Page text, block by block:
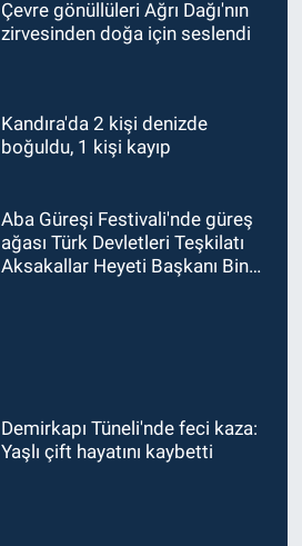
Çevre gönüllüleri Ağrı Dağı'nın
zirvesinden doğa için seslendi
Kandıra'da 2 kişi denizde
boğuldu, 1 kişi kayıp
Aba Güreşi Festivali'nde güreş
ağası Türk Devletleri Teşkilatı
Aksakallar Heyeti Başkanı Binali
Demirkapı Tüneli'nde feci kaza:
Yaşlı çift hayatını kaybetti